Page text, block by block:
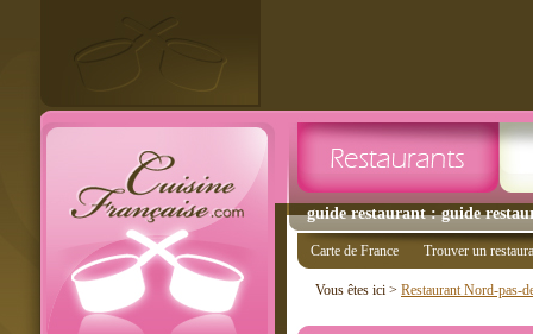
guide restaurant : guide
Carte de France Trouver un
Vous êtes ici > Restaurant Nord-pas-